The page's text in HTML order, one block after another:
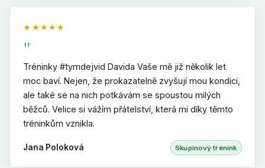
★★★★★
"
Tréninky #tymdejvid Davida Vaše mě již několik let
moc baví. Nejen, že prokazatelně zvyšují mou kondici,
ale také se na nich potkávám se spoustou milých
běžců. Velice si vážím přátelství, která mi díky těmto
tréninkům vznikla.
Jana Poloková Skupinový trénink